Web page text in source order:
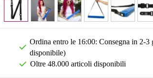
Ordina entro le 16:00: Consegna in 2-
disponibile)
Oltre 48.000 articoli disponibili